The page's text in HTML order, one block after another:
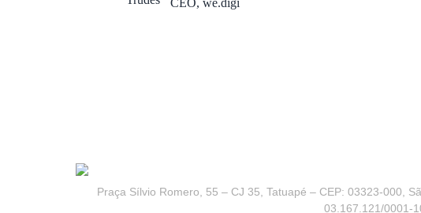
CEO, we.digi
Praça Sílvio Romero, 55 – CJ 35, Tatuapé – CEP: 03323-000,
03.167.121/0001-